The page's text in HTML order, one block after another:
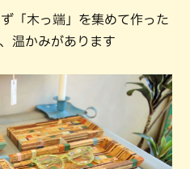
「木っ端」を集めて作った
温かみがあります